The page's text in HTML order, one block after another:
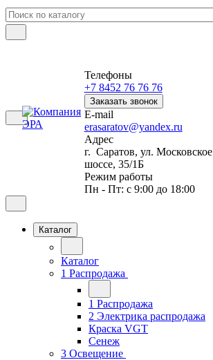
Телефоны
+7 8452 76 76 76
Заказать звонок
E-mail
erasaratov@yandex.ru
Адрес
г. Саратов, ул. Московское
шоссе, 35/1Б
Режим работы
Пн - Пт: с 9:00 до 18:00
Каталог
Каталог
1 Распродажа
1 Распродажа
2 Электрика распродажа
Краска VGT
Сенеж
3 Освещение